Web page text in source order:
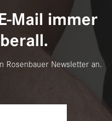
Mail immer
Rosenbauer Newsletter an.